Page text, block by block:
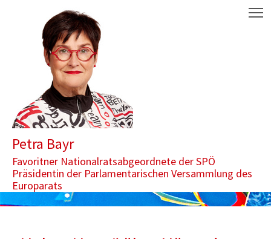
Aktuelle Seite: „Hohes Haus“ über Hüter der Menschenrechte
Petra Bayr
Favoritner Nationalratsabgeordnete der SPÖ
Präsidentin der Parlamentarischen Versammlung des
Europarats